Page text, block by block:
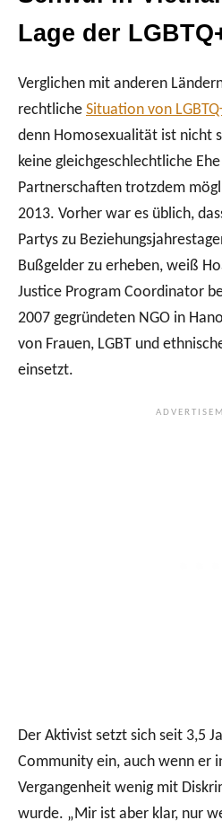
Lage der
Verglichen mit anderen
rechtliche Situation von
denn Homosexualität ist nicht
keine gleichgeschlechtliche
Partnerschaften trotzdem
2013. Vorher war es üblich,
Partys zu
Bußgelder zu erheben, weiß
Justice Program Coordinator
2007 gegründeten NGO in
von Frauen, LGBT und
einsetzt.
Der Aktivist setzt sich seit 3,5
Community ein, auch wenn er
Vergangenheit wenig mit
wurde. „Mir ist aber klar, nur